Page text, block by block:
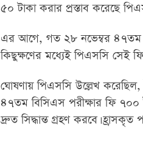
৫০ টাকা করার প্রস্তাব করেছে
এর আগে, গত ২৮ নভেম্বর ৪৭তম
কিছুক্ষণের মধ্যেই পিএসসি সেই
ঘোষণায় পিএসসি উল্লেখ করেছিল,
৪৭তম বিসিএস পরীক্ষার ফি ৭০০
দ্রুত সিদ্ধান্ত গ্রহণ করবে।